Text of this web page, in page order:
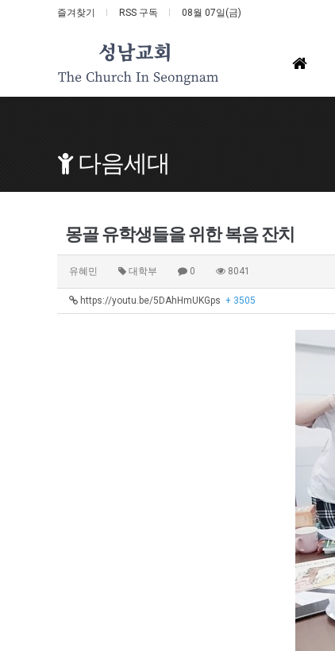
즐겨찾기 RSS 구독 08월 07일(금)
홈
로
다음세대
몽골 유학생들을 위한 복음 잔치
유혜민 대학부 0 8041
https://youtu.be/5DAhHmUKGps + 3505